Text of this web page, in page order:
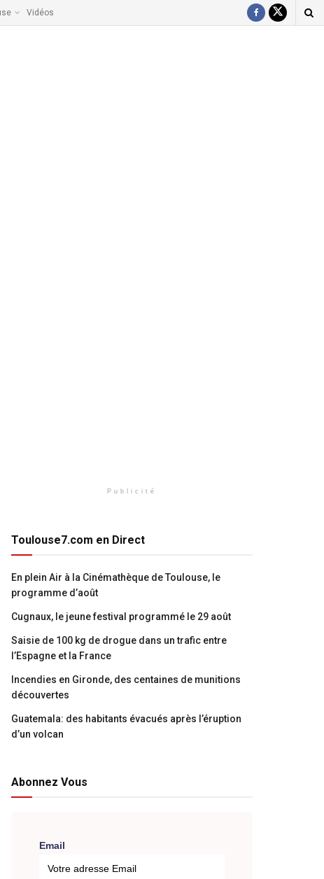
Vidéos
Publicité
Toulouse7.com en Direct
En plein Air à la Cinémathèque de Toulouse, le
programme d’août
Cugnaux, le jeune festival programmé le 29 août
Saisie de 100 kg de drogue dans un trafic entre
l’Espagne et la France
Incendies en Gironde, des centaines de munitions
découvertes
Guatemala: des habitants évacués après l’éruption
d’un volcan
Abonnez Vous
Email